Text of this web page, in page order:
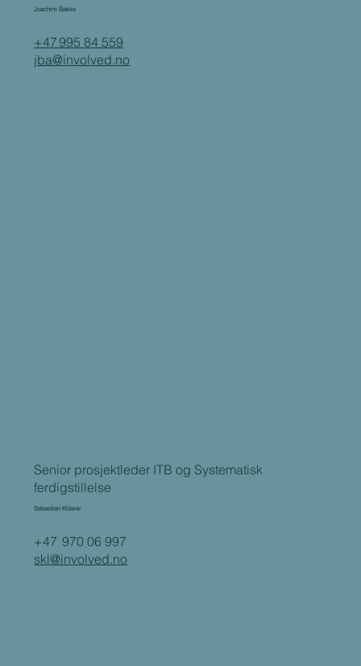
Joachim Bakke
+47 995 84 559
jba@involved.no
Senior prosjektleder ITB og Systematisk
ferdigstillelse
Sebastian Klüwer
+47 970 06 997
skl@involved.no